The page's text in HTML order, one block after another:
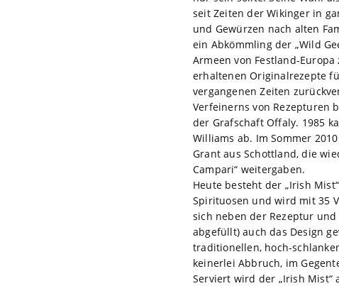
seit Zeiten der Wikinger in
und Gewürzen nach alten
ein Abkömmling der „Wild
Armeen von Festland-
erhaltenen Originalrezepte
vergangenen Zeiten
Verfeinerns von Rezepturen
der Grafschaft Offaly. 1985
Williams ab. Im Sommer
Grant aus Schottland, die
Campari“ weitergaben.
Heute besteht der „Irish
Spirituosen und wird mit 35
sich neben der Rezeptur und
abgefüllt) auch das Design
traditionellen, hoch-
keinerlei Abbruch, im
Serviert wird der „Irish Mist“